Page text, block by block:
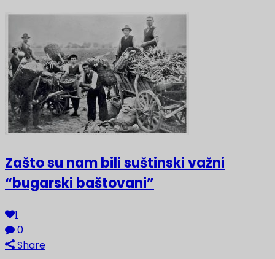
Zašto su nam bili suštinski važni
“bugarski baštovani”
1
0
Share